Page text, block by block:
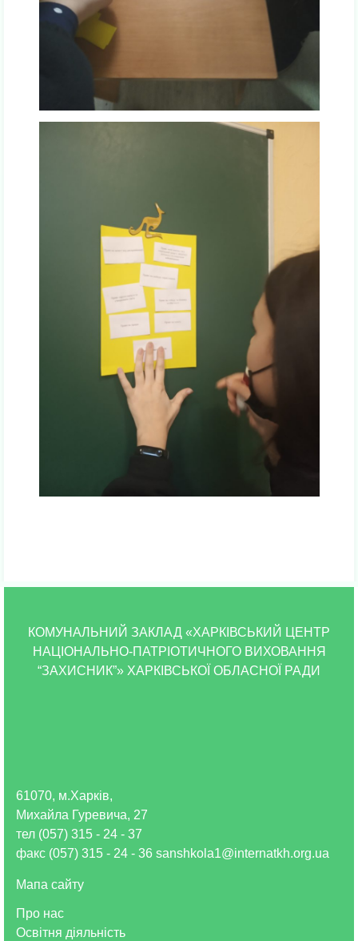
КОМУНАЛЬНИЙ ЗАКЛАД «ХАРКІВСЬКИЙ ЦЕНТР
НАЦІОНАЛЬНО-ПАТРІОТИЧНОГО ВИХОВАННЯ
“ЗАХИСНИК”» ХАРКІВСЬКОЇ ОБЛАСНОЇ РАДИ
Про нас
Освітня діяльність
61070, м.Харків,
Михайла Гуревича, 27
тел (057) 315 - 24 - 37
факс (057) 315 - 24 - 36 sanshkola1@internatkh.org.ua
Мапа сайту